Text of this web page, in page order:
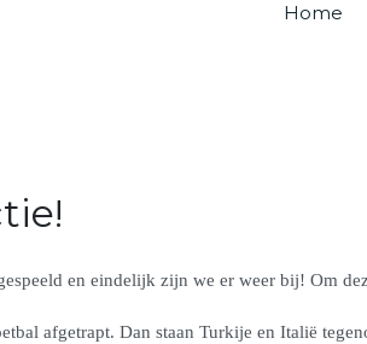
Home
en eindelijk zijn we er weer bij! Om
afgetrapt. Dan staan Turkije en Italië